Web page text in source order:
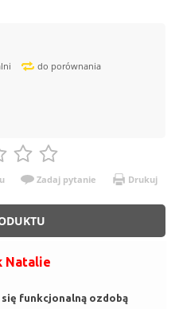
do porównania
Zadaj pytanie Drukuj
Natalie
funkcjonalną ozdobą